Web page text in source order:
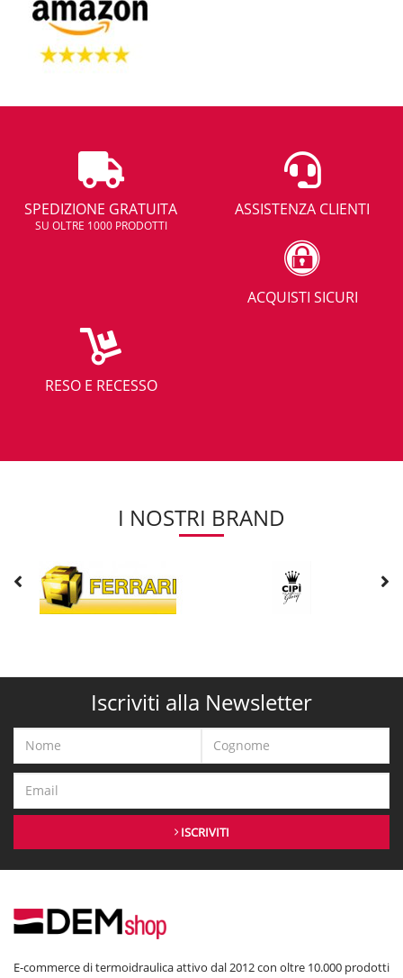
SPEDIZIONE GRATUITA
SU OLTRE 1000 PRODOTTI
ASSISTENZA CLIENTI
ACQUISTI SICURI
RESO E RECESSO
I NOSTRI BRAND
Iscriviti alla Newsletter
ISCRIVITI
E-commerce di termoidraulica attivo dal 2012 con oltre 10.000 prodotti